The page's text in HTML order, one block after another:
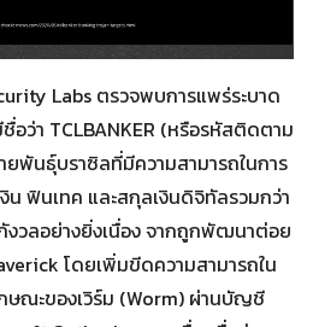
Labs ตรวจพบการแพร่ระบาด
ว่า TCLBANKER (หรือรหัสติดตาม
ยพันธุ์บราซิลที่มีความสามารถในการ
ฟินเทค และสกุลเงินดิจิทัลรวมกว่า
งวลอย่างยิ่งเนื่อง จากถูกพัฒนาต่อย
โดยเพิ่มขีดความสามารถใน
ษณะของเวิร์ม (Worm) ผ่านบัญชี